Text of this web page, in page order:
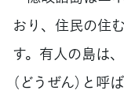
おり、住民の住
す。有人の島は
（どうぜん）と呼